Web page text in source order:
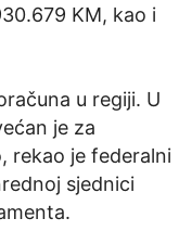
KM, kao i
u regiji. U
je za
rekao je federalni
sjednici